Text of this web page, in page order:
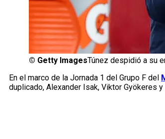
© Getty ImagesTúnez despidió a su
En el marco de la Jornada 1 del Grupo F del
duplicado, Alexander Isak, Viktor Gyökeres